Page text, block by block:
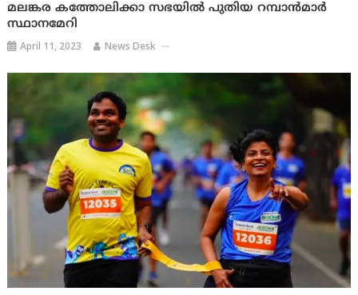
മലങ്കര കത്തോലിക്കാ സഭയിൽ പുതിയ റമ്പാൻമാര്‍
സ്ഥാനമേറി
April 11, 2023 News Desk